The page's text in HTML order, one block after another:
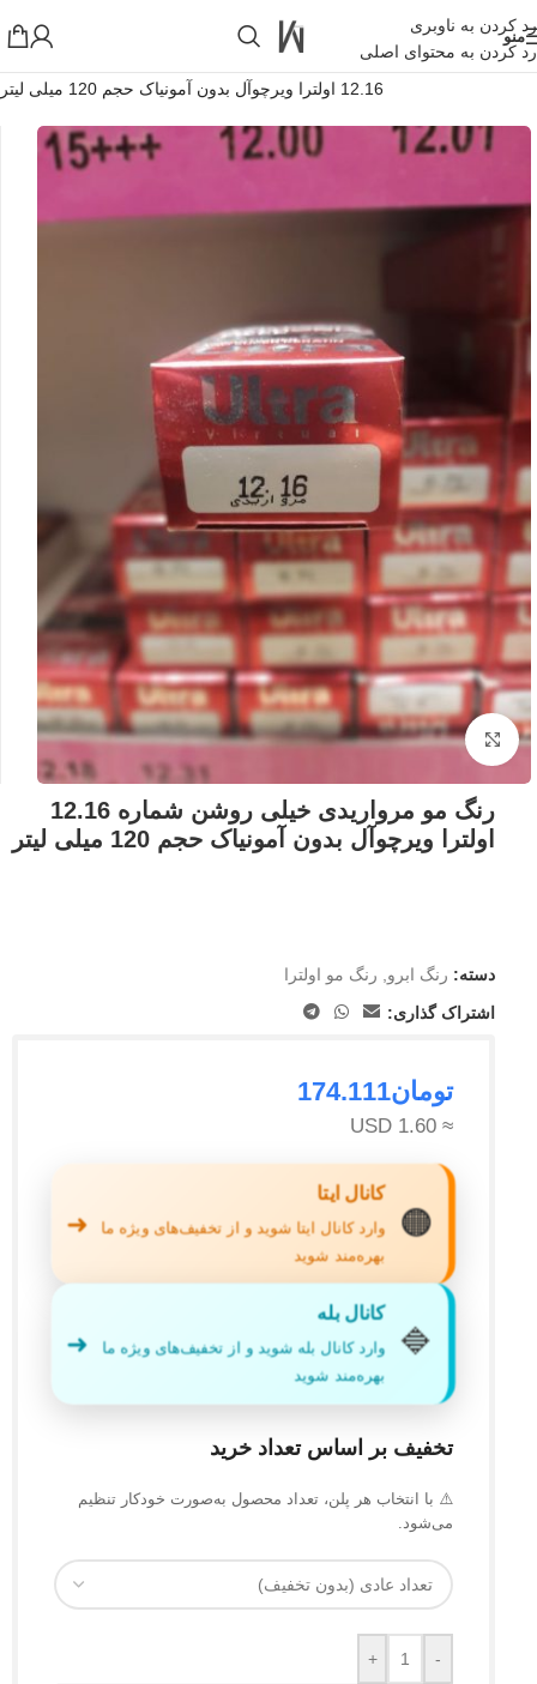
رد کردن به ناوبری
رد کردن به محتوای اصلی
!تجربه یک خرید عالی فرصت را از دست ندهید همین امروز از تخفیفات
ویژه بهرمند شوید!
منو
خانه»فروشگاه اینترنتی واکارنا
12.16 اولترا ویرچوآل بدون آمونیاک حجم 120 میلی لیتر
بزرگنمایی تصویر
رنگ مو مرواریدی خیلی روشن شماره 12.16
اولترا ویرچوآل بدون آمونیاک حجم 120 میلی لیتر
دسته: رنگ ابرو, رنگ مو اولترا
اشتراک گذاری:
تومان174.111
≈ 1.60 USD
🟠
کانال ایتا
وارد کانال ایتا شوید و از تخفیف‌های ویژه ما
بهره‌مند شوید
➜
🔷
کانال بله
وارد کانال بله شوید و از تخفیف‌های ویژه ما
بهره‌مند شوید
➜
تخفیف بر اساس تعداد خرید
⚠️ با انتخاب هر پلن، تعداد محصول به‌صورت خودکار تنظیم
می‌شود.
-
+